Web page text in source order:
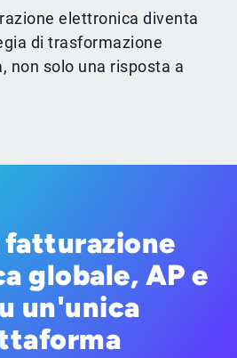
elettronica diventa
di trasformazione
non solo una risposta a
globale, AP e
un'unica